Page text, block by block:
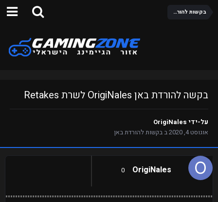
בקשות להורדת באן
בקשה להורדת באן OrigiNales לשרת Retakes
על-ידי OrigiNales
אוגוסט 4, 2020
בבקשות להורדת באן
OrigiNales
0